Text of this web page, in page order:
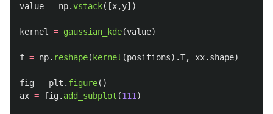
value = np.vstack([x,y])
kernel = gaussian_kde(value)
f = np. reshape( kernel (positions).T, xx. shape)
fig = plt . figure()
ax = fig. add_subplot (111 )